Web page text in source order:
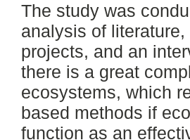
The study was
analysis of
projects, and an
there is a great
ecosystems, which
based methods if
function as an